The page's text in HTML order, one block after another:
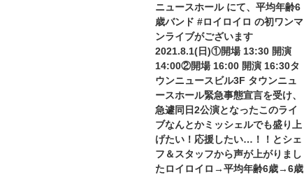
ニュースホール にて、平均年齢6
歳バンド #ロイロイロ の初ワンマ
ンライブがございます
2021.8.1(日)①開場 13:30 開演
14:00②開場 16:00 開演 16:30タ
ウンニュースビル3F タウンニュ
ースホール緊急事態宣言を受け、
急遽同日2公演となったこのライ
ブなんとかミッシェルでも盛り上
げたい！応援したい…！！とシェ
フ＆スタッフから声が上がりまし
たロイロイロ→平均年齢6歳→6歳